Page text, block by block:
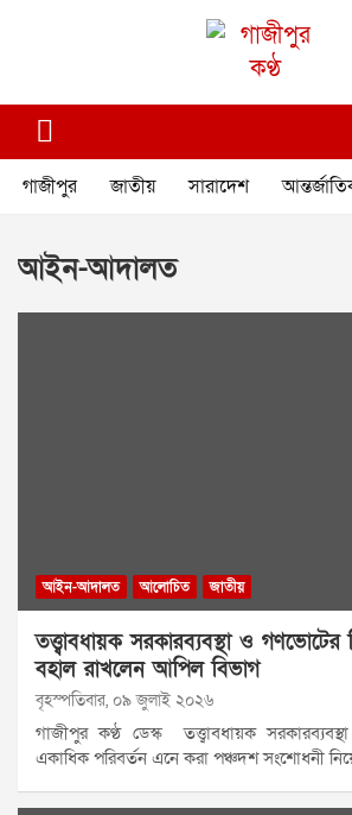
গাজীপুর কণ্ঠ
গাজীপুর জাতীয় সারাদেশ
আইন-আদালত
আইন-আদালত আলোচিত জাতীয়
তত্ত্বাবধায়ক সরকারব্যবস্থা ও গণভোটের
বহাল রাখলেন আপিল বিভাগ
বৃহস্পতিবার, ০৯ জুলাই ২০২৬
গাজীপুর কণ্ঠ ডেস্ক তত্ত্বাবধায়ক
একাধিক পরিবর্তন এনে করা পঞ্চদশ সংশোধনী